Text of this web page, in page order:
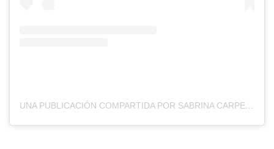
UNA PUBLICACIÓN COMPARTIDA POR SABRINA CARPENTER (@SABRINACARPENTER)